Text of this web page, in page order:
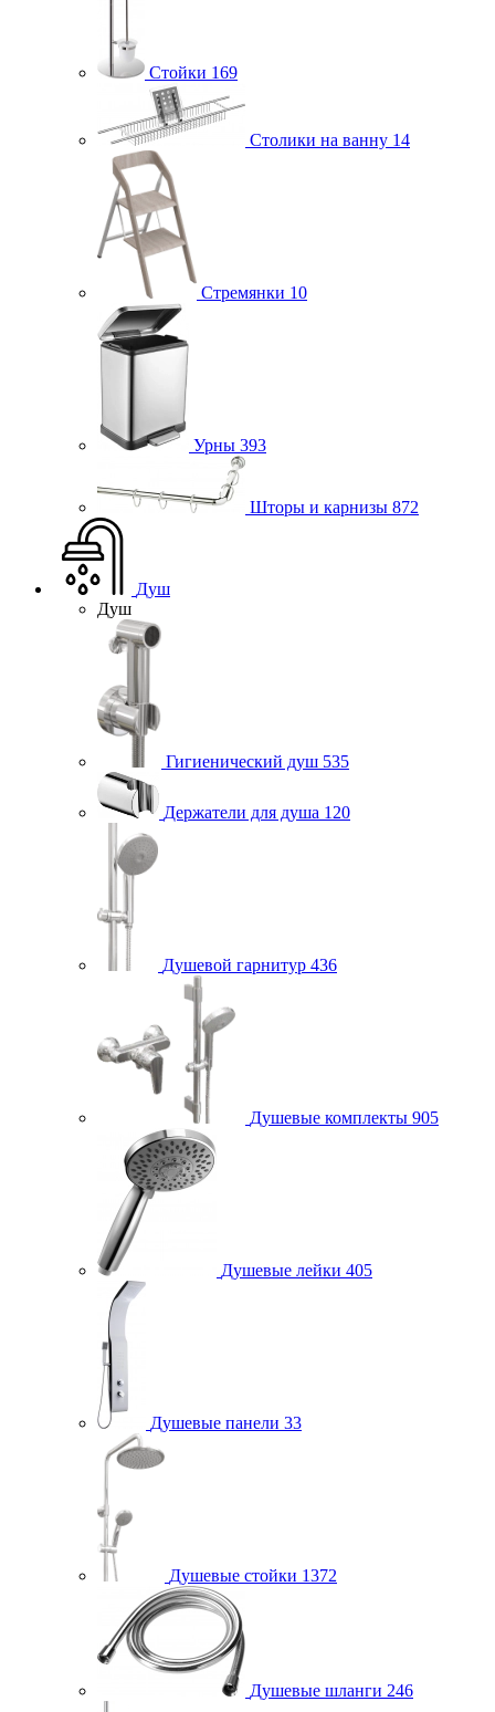
Стойки 169
Столики на ванну 14
Стремянки 10
Урны 393
Шторы и карнизы 872
Душ
Душ
Гигиенический душ 535
Держатели для душа 120
Душевой гарнитур 436
Душевые комплекты 905
Душевые лейки 405
Душевые панели 33
Душевые стойки 1372
Душевые шланги 246